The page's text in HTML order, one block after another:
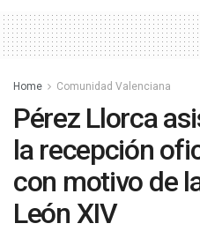
Home Comunidad Valenciana
Pérez Llorca
la recepción
con motivo de
León XIV